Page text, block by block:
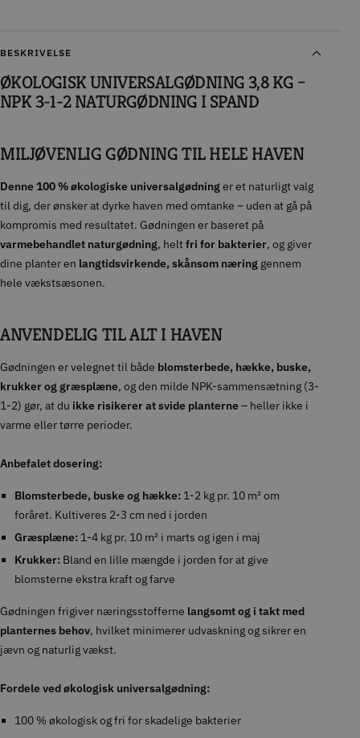
BESKRIVELSE
ØKOLOGISK UNIVERSALGØDNING 3,8 KG –
NPK 3-1-2 NATURGØDNING I SPAND
MILJØVENLIG GØDNING TIL HELE HAVEN
Denne 100 % økologiske universalgødninger et naturligt valg
til dig, der ønsker at dyrke haven med omtanke – uden at gå på
kompromis med resultatet. Gødningen er baseret på
varmebehandlet naturgødning, heltfri for bakterier, og giver
dine planter en langtidsvirkende, skånsom næring gennem
hele vækstsæsonen.
ANVENDELIG TIL ALT I HAVEN
Gødningen er velegnet til både blomsterbede, hække, buske,
krukker og græsplæne, og den milde NPK-sammensætning (3-
1-2) gør, at du ikke risikerer at svide planterne– heller ikke i
varme eller tørre perioder.
Anbefalet dosering:
Blomsterbede, buske og hække:1-2 kg pr. 10 m² om
foråret. Kultiveres 2-3 cm ned i jorden
Græsplæne:1-4 kg pr. 10 m² i marts og igen i maj
Krukker:Bland en lille mængde i jorden for at give
blomsterne ekstra kraft og farve
Gødningen frigiver næringsstofferne langsomt og i takt med
planternes behov, hvilket minimerer udvaskning og sikrer en
jævn og naturlig vækst.
Fordele ved økologisk universalgødning:
100 % økologisk og fri for skadelige bakterier